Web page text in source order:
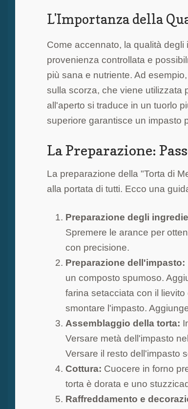
L'Importanza della
Come accennato, la qualità
provenienza controllata e
più sana e nutriente. Ad
sulla scorza, che viene utilizzata
all'aperto si traduce in un tuorlo
superiore garantisce un impasto
La Preparazione:
La preparazione della "Torta di
alla portata di tutti. Ecco una
Preparazione degli
Spremere le arance per
con precisione.
Preparazione dell'impasto:
un composto spumoso.
farina setacciata con il
smontare l'impasto.
Assemblaggio della torta:
Versare metà dell'impasto
Versare il resto dell'impasto
Cottura: Cuocere in forno
torta è dorata e uno
Raffreddamento e